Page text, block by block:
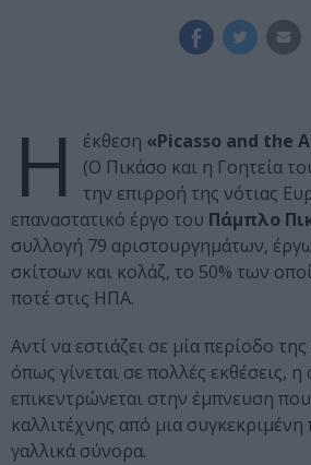
Η έκθεση «Picasso and the
(Ο Πικάσο και η Γοητεία
την επιρροή της νότιας
επαναστατικό έργο του Πάμπλο
συλλογή 79 αριστουργημάτων,
σκίτσων και κολάζ, το 50% των
ποτέ στις ΗΠΑ.
Αντί να εστιάζει σε μία περίοδο
όπως γίνεται σε πολλές εκθέσεις,
επικεντρώνεται στην έμπνευση
καλλιτέχνης από μια
γαλλικά σύνορα.